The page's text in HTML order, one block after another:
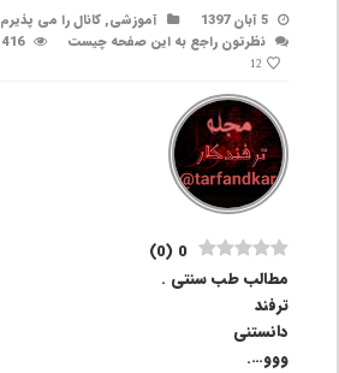
5 آبان 1397 آموزشی,کانال را می پذیرم
نظرتون راجع به این صفحه چیست
416 بازدید
12
0
(
0
)
مطالب طب سنتی .
ترفند
دانستنی
ووو….